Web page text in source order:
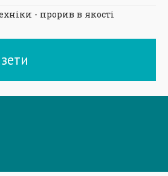
- прорив в якості